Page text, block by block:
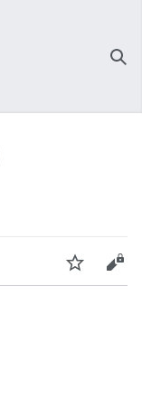
Спостерігати Редагувати